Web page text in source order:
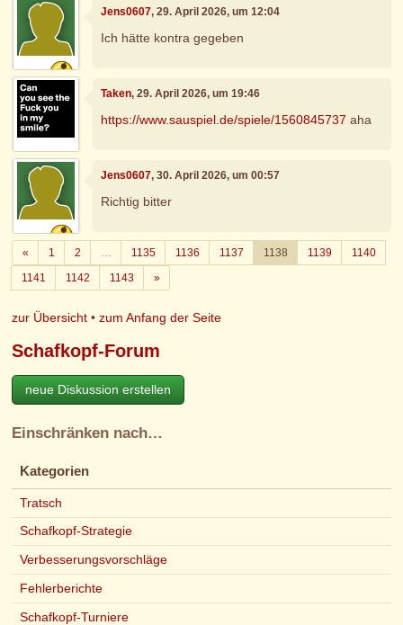
Jens0607, 29. April 2026, um 12:04
Ich hätte kontra gegeben
Taken, 29. April 2026, um 19:46
https://www.sauspiel.de/spiele/1560845737 aha
Jens0607, 30. April 2026, um 00:57
Richtig bitter
«Zurück
1 2 … 1135 1136 1137 1138 1139
1140
1141
1142 1143 »Weiter
zur Übersicht •zum Anfang der Seite
Schafkopf-Forum
neue Diskussion erstellen
Einschränken nach…
Kategorien
Tratsch
Schafkopf-Strategie
Verbesserungsvorschläge
Fehlerberichte
Schafkopf-Turniere